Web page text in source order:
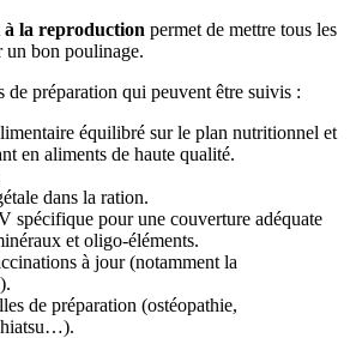
la reproduction permet de mettre tous les
un bon poulinage.
de préparation qui peuvent être suivis :
équilibré sur le plan nutritionnel et
en aliments de haute qualité.
dans la ration.
spécifique pour une couverture adéquate
et oligo-éléments.
à jour (notamment la
de préparation (ostéopathie,